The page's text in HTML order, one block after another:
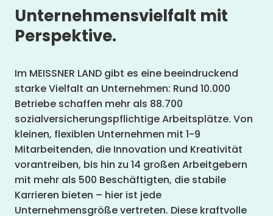
Unternehmensvielfalt mit
Perspektive.
Im MEISSNER LAND gibt es eine beeindruckend
starke Vielfalt an Unternehmen: Rund 10.000
Betriebe schaffen mehr als 88.700
sozialversicherungspflichtige Arbeitsplätze. Von
kleinen, flexiblen Unternehmen mit 1-9
Mitarbeitenden, die Innovation und Kreativität
vorantreiben, bis hin zu 14 großen Arbeitgebern
mit mehr als 500 Beschäftigten, die stabile
Karrieren bieten – hier ist jede
Unternehmensgröße vertreten. Diese kraftvolle